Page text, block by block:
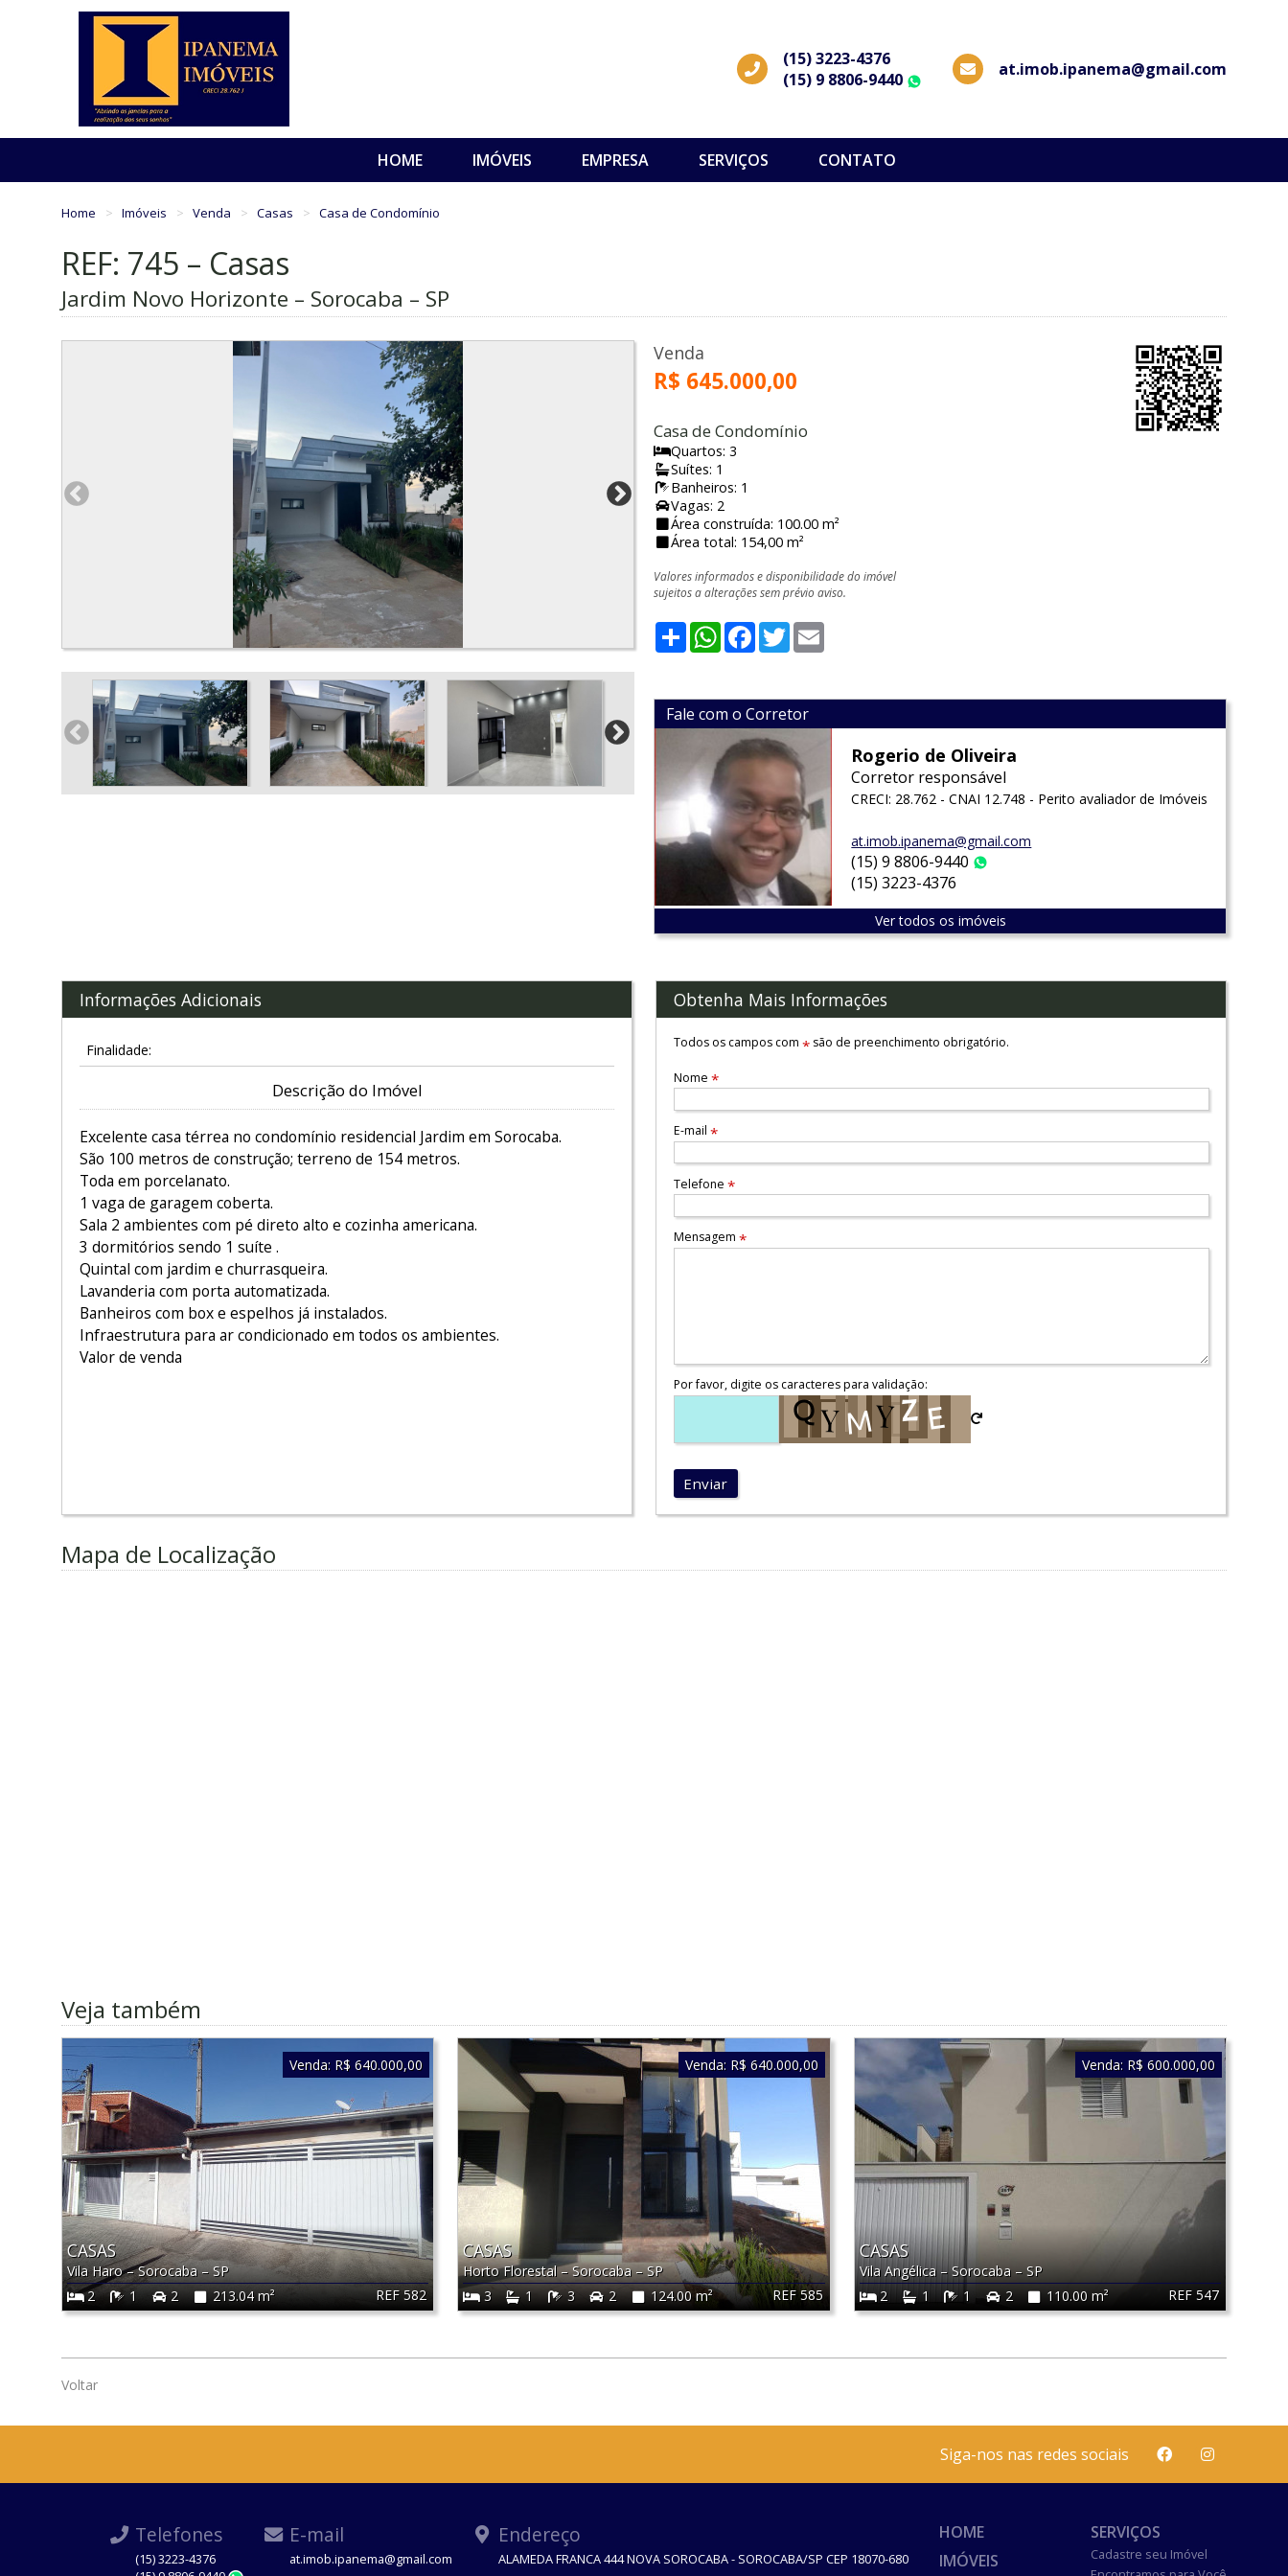
(15) 3223-4376
(15) 9 8806-9440
WhatsApp
at.imob.ipanema@gmail.com
HOME IMÓVEIS EMPRESA SERVIÇOS CONTATO
Home Imóveis Venda Casas Casa de Condomínio
REF: 745 – Casas
Jardim Novo Horizonte – Sorocaba – SP
Venda
R$ 645.000,00
Casa de Condomínio
Quartos: 3
Suítes: 1
Banheiros: 1
Vagas: 2
Área construída: 100.00 m²
Área total: 154,00 m²
Valores informados e disponibilidade do imóvel
sujeitos a alterações sem prévio aviso.
ShareWhatsApp
Facebook
Twitter
Fale com o Corretor
Rogerio de Oliveira
Corretor responsável
CRECI: 28.762 - CNAI 12.748 - Perito avaliador de Imóveis
at.imob.ipanema@gmail.com
(15) 9 8806-9440
(15) 3223-4376
Ver todos os imóveis
Informações Adicionais
Finalidade:
Descrição do Imóvel
Excelente casa térrea no condomínio residencial Jardim em Sorocaba.
São 100 metros de construção; terreno de 154 metros.
Toda em porcelanato.
1 vaga de garagem coberta.
Sala 2 ambientes com pé direto alto e cozinha americana.
3 dormitórios sendo 1 suíte .
Quintal com jardim e churrasqueira.
Lavanderia com porta automatizada.
Banheiros com box e espelhos já instalados.
Infraestrutura para ar condicionado em todos os ambientes.
Valor de venda
Obtenha Mais Informações
Todos os campos com *são de preenchimento obrigatório.
Nome *
E-mail *
Telefone *
Mensagem *
Por favor, digite os caracteres para validação:
Enviar
Mapa de Localização
Veja também
REF 582
CASAS
Vila Haro–Sorocaba–SP
2
1 2 213.04 m²
Venda: R$ 640.000,00
REF 585
CASAS
Horto Florestal–Sorocaba–SP
3
1 3 2 124.00 m²
Venda: R$ 640.000,00
REF 547
CASAS
Vila Angélica–Sorocaba – SP
2
1 1 2 110.00 m²
Venda: R$ 600.000,00
Voltar
Siga-nos nas redes sociais
Telefones
(15) 3223-4376
E-mail
at.imob.ipanema@gmail.com
Endereço
ALAMEDA FRANCA 444 NOVA SOROCABA - SOROCABA/SP CEP 18070-680
HOME
IMÓVEIS
SERVIÇOS
Cadastre seu Imóvel